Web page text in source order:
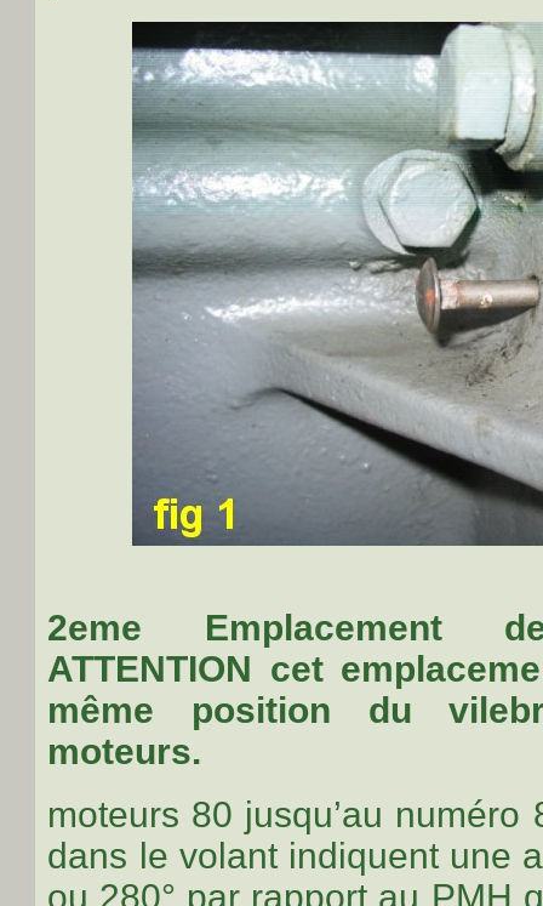
2eme Emplacement
ATTENTION cet
même position du
moteurs.
moteurs 80 jusqu’au numéro
dans le volant indiquent une
ou 280° par rapport au PMH